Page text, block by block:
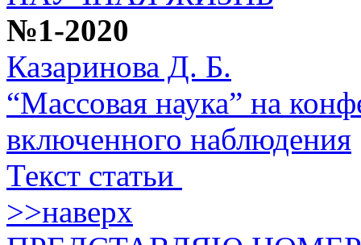
№1-2020
Казаринова Д. Б.
“Массовая наука” на
включенного наблюдения
Текст статьи
>>наверх